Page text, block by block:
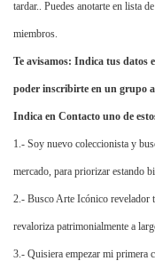
tardar.. Puedes anotarte en lista
miembros.
Te avisamos: Indica tus datos
poder inscribirte en un grupo
Indica en Contacto uno de
1.- Soy nuevo coleccionista y
mercado, para priorizar estando
2.- Busco Arte Icónico revelador
revaloriza patrimonialmente a
3.- Quisiera empezar mi primera